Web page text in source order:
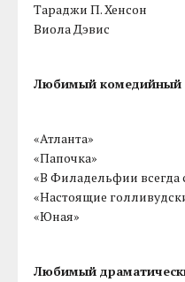
Тараджи П. Хенсон
Виола Дэвис
Любимый комедийный
«Атланта»
«Папочка»
«В Филадельфии всегда
«Настоящие
«Юная»
Любимый